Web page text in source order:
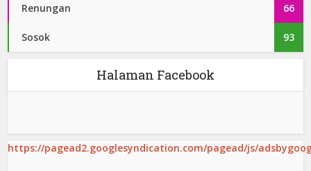
Renungan 66
Sosok 93
Halaman Facebook
https://pagead2.googlesyndication.com/pagead/js/